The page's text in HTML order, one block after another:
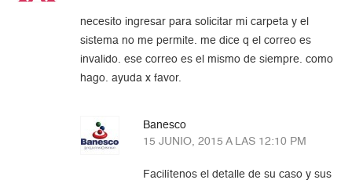
necesito ingresar para solicitar mi carpeta y el
sistema no me permite. me dice q el correo es
invalido. ese correo es el mismo de siempre. como
hago. ayuda x favor.
Banesco
15 JUNIO, 2015 A LAS 12:10 PM
Facilítenos el detalle de su caso y sus